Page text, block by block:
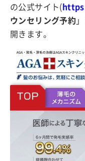
の公式サイト(
ウンセリング予約
開きます。